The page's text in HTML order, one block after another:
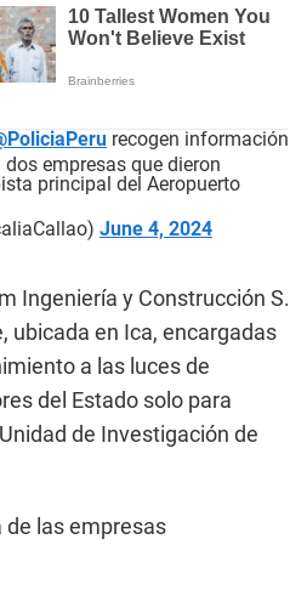
recogen información
empresas que dieron
principal del Aeropuerto
June 4, 2024
Ingeniería y Construcción S.
ubicada en Ica, encargadas
a las luces de
del Estado solo para
de Investigación de
de las empresas